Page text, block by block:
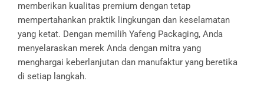
memberikan kualitas premium dengan tetap
mempertahankan praktik lingkungan dan keselamatan
yang ketat. Dengan memilih Yafeng Packaging, Anda
menyelaraskan merek Anda dengan mitra yang
menghargai keberlanjutan dan manufaktur yang beretika
di setiap langkah.